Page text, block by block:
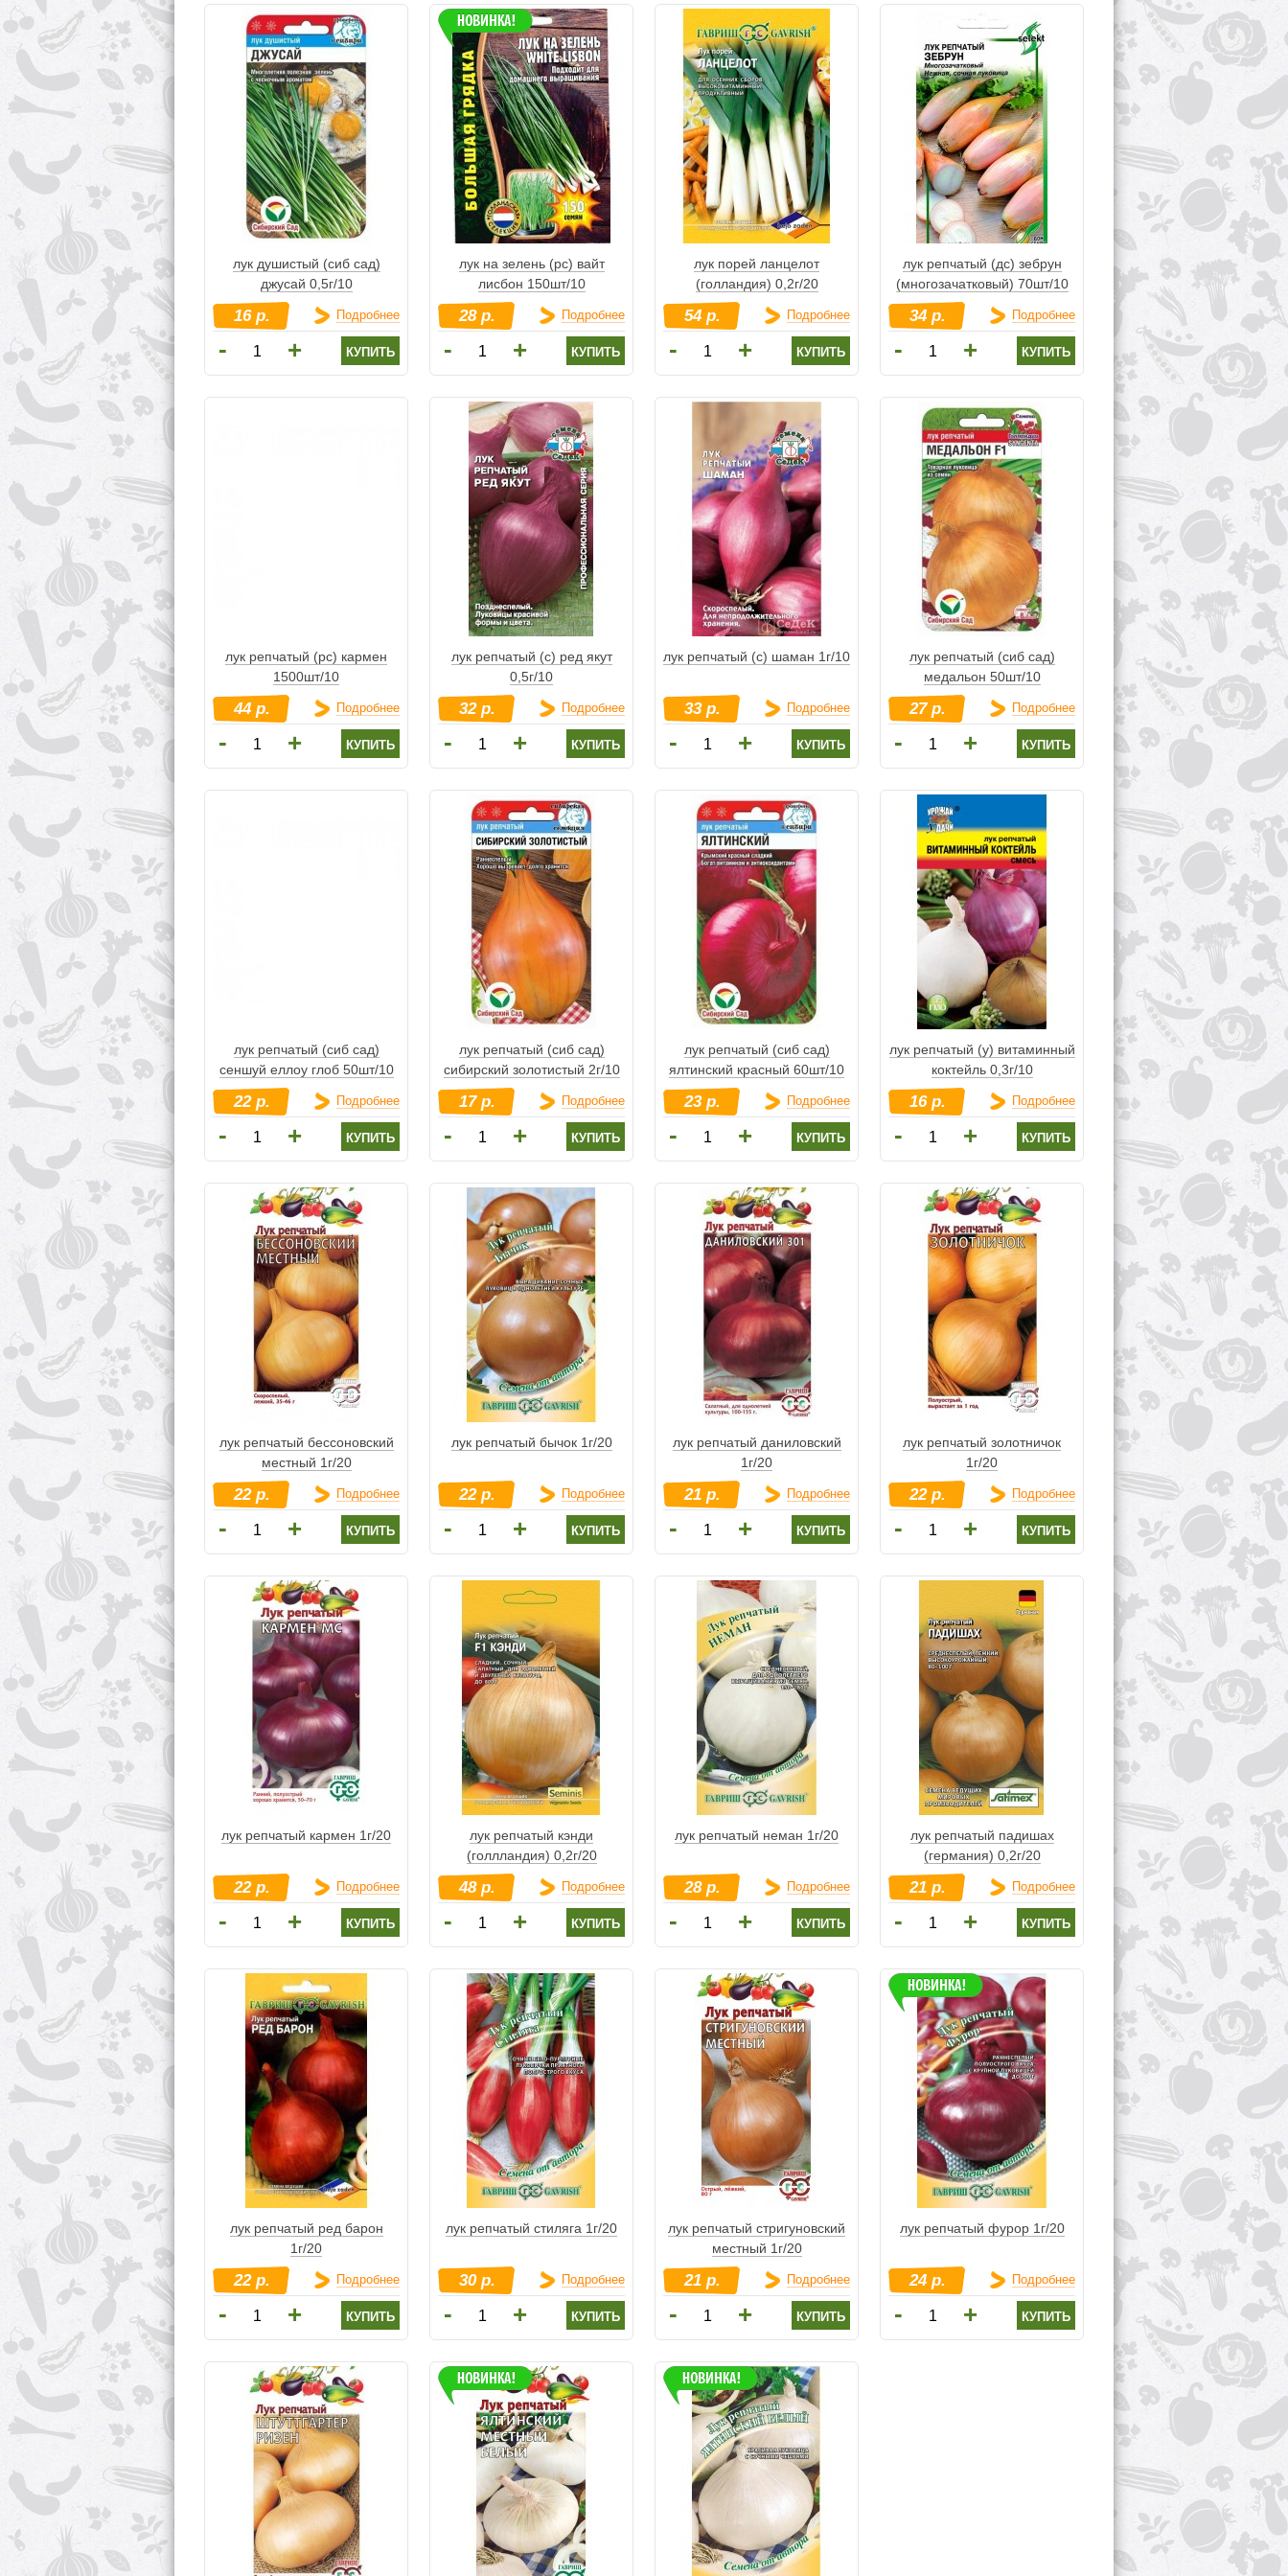
лук душистый (сиб сад)
джусай 0,5г/10
16 р. Подробнее
- + купить
лук на зелень (рс) вайт
лисбон 150шт/10
28 р. Подробнее
- + купить
лук порей ланцелот
(голландия) 0,2г/20
54 р. Подробнее
- + купить
лук репчатый (дс) зебрун
(многозачатковый) 70шт/10
34 р. Подробнее
- + купить
лук репчатый (рс) кармен
1500шт/10
44 р. Подробнее
- + купить
лук репчатый (с) ред якут
0,5г/10
32 р. Подробнее
- + купить
лук репчатый (с) шаман 1г/10
33 р. Подробнее
- + купить
лук репчатый (сиб сад)
медальон 50шт/10
27 р. Подробнее
- + купить
лук репчатый (сиб сад)
сеншуй еллоу глоб 50шт/10
22 р. Подробнее
- + купить
лук репчатый (сиб сад)
сибирский золотистый 2г/10
17 р. Подробнее
- + купить
лук репчатый (сиб сад)
ялтинский красный 60шт/10
23 р. Подробнее
- + купить
лук репчатый (у) витаминный
коктейль 0,3г/10
16 р. Подробнее
- + купить
лук репчатый бессоновский
местный 1г/20
22 р. Подробнее
- + купить
лук репчатый бычок 1г/20
22 р. Подробнее
- + купить
лук репчатый даниловский
1г/20
21 р. Подробнее
- + купить
лук репчатый золотничок
1г/20
22 р. Подробнее
- + купить
лук репчатый кармен 1г/20
22 р. Подробнее
- + купить
лук репчатый кэнди
(голлландия) 0,2г/20
48 р. Подробнее
- + купить
лук репчатый неман 1г/20
28 р. Подробнее
- + купить
лук репчатый падишах
(германия) 0,2г/20
21 р. Подробнее
- + купить
лук репчатый ред барон
1г/20
22 р. Подробнее
- + купить
лук репчатый стиляга 1г/20
30 р. Подробнее
- + купить
лук репчатый стригуновский
местный 1г/20
21 р. Подробнее
- + купить
лук репчатый фурор 1г/20
24 р. Подробнее
- + купить